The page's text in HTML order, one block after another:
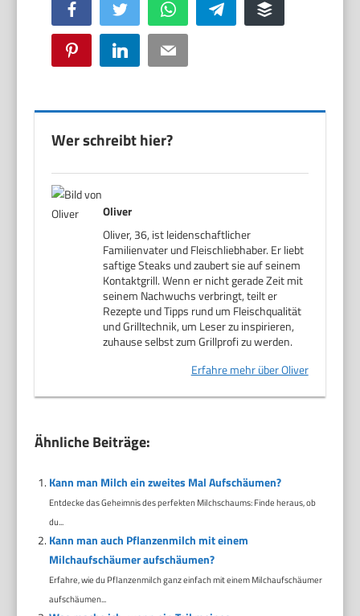
Facebook Twitter WhatsApp Telegram Buffer
Pinterest LinkedIn Email
Wer schreibt hier?
Oliver
Oliver, 36, ist leidenschaftlicher
Familienvater und Fleischliebhaber. Er liebt
saftige Steaks und zaubert sie auf seinem
Kontaktgrill. Wenn er nicht gerade Zeit mit
seinem Nachwuchs verbringt, teilt er
Rezepte und Tipps rund um Fleischqualität
und Grilltechnik, um Leser zu inspirieren,
zuhause selbst zum Grillprofi zu werden.
Erfahre mehr über Oliver
Ähnliche Beiträge:
Kann man Milch ein zweites Mal Aufschäumen?
Entdecke das Geheimnis des perfekten Milchschaums: Finde heraus, ob
du...
Kann man auch Pflanzenmilch mit einem
Milchaufschäumer aufschäumen?
Erfahre, wie du Pflanzenmilch ganz einfach mit einem Milchaufschäumer
aufschäumen...